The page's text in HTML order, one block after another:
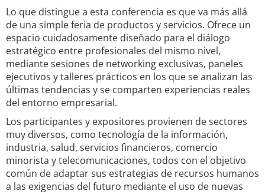
Lo que distingue a esta conferencia es que va más allá
de una simple feria de productos y servicios. Ofrece un
espacio cuidadosamente diseñado para el diálogo
estratégico entre profesionales del mismo nivel,
mediante sesiones de networking exclusivas, paneles
ejecutivos y talleres prácticos en los que se analizan las
últimas tendencias y se comparten experiencias reales
del entorno empresarial.
Los participantes y expositores provienen de sectores
muy diversos, como tecnología de la información,
industria, salud, servicios financieros, comercio
minorista y telecomunicaciones, todos con el objetivo
común de adaptar sus estrategias de recursos humanos
a las exigencias del futuro mediante el uso de nuevas